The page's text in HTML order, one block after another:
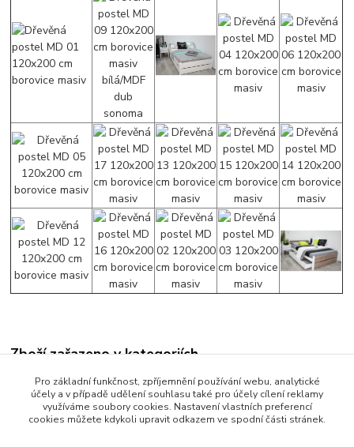
Zboží zařazeno v kategoriích
Manželské postele
Postele 160 x 200 cm
Pro základní funkčnost, zpříjemnění používání webu, analytické
účely a v případě udělení souhlasu také pro účely cílení reklamy
využíváme soubory cookies. Nastavení vlastních preferencí
cookies můžete kdykoli upravit odkazem ve spodní části stránek.